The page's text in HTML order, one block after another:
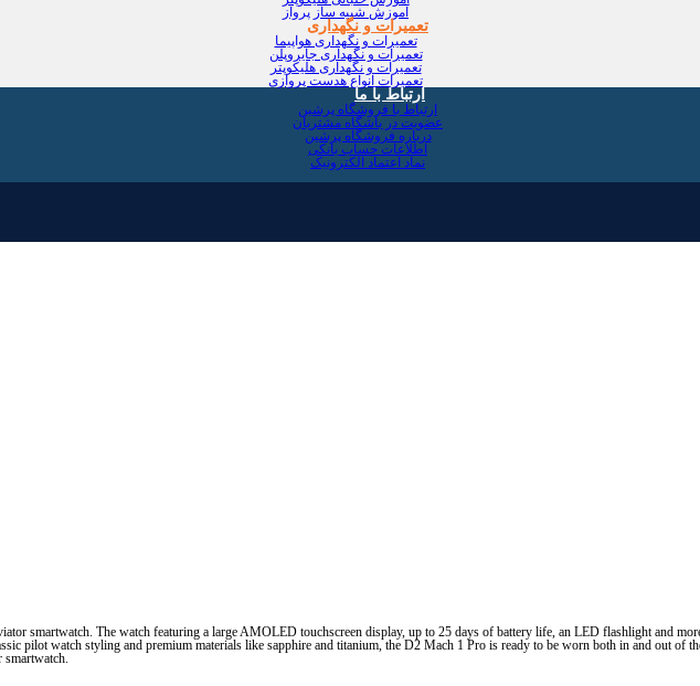
آموزش شبیه ساز پرواز
تعمیرات و نگهداری
تعمیرات و نگهداری هواپیما
تعمیرات و نگهداری جایروپلن
تعمیرات و نگهداری هلیکوپتر
تعمیرات انواع هدست پروازی
ارتباط با ما
ارتباط با فروشگاه پرشین
عضویت در باشگاه مشتریان
درباره فروشگاه پرشین
اطلاعات حساب بانکی
نماد اعتماد الکترونیک
smartwatch. The watch featuring a large AMOLED touchscreen display, up to 25 days of battery life, an LED flashlight and
pilot watch styling and premium materials like sapphire and titanium, the D2 Mach 1 Pro is ready to be worn both in and out of